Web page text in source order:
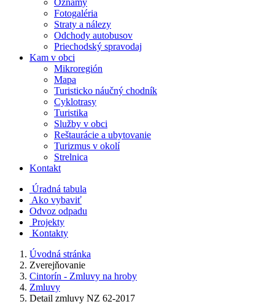
Oznamy
Fotogaléria
Straty a nálezy
Odchody autobusov
Priechodský spravodaj
Kam v obci
Mikroregión
Mapa
Turisticko náučný chodník
Cyklotrasy
Turistika
Služby v obci
Reštaurácie a ubytovanie
Turizmus v okolí
Strelnica
Kontakt
Úradná tabula
Ako vybaviť
Odvoz odpadu
Projekty
Kontakty
Úvodná stránka
Zverejňovanie
Cintorín - Zmluvy na hroby
Zmluvy
Detail zmluvy NZ 62-2017